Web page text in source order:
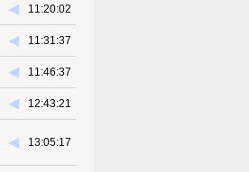
11:20:02
◀︎
11:31:37
◀︎
11:46:37
◀︎
12:43:21
◀︎
13:05:17
◀︎